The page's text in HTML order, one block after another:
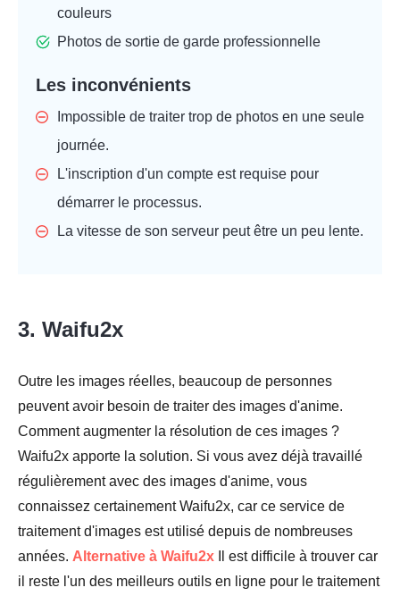
couleurs
Photos de sortie de garde professionnelle
Les inconvénients
Impossible de traiter trop de photos en une seule
journée.
L'inscription d'un compte est requise pour
démarrer le processus.
La vitesse de son serveur peut être un peu lente.
3. Waifu2x
Outre les images réelles, beaucoup de personnes
peuvent avoir besoin de traiter des images d'anime.
Comment augmenter la résolution de ces images ?
Waifu2x apporte la solution. Si vous avez déjà travaillé
régulièrement avec des images d'anime, vous
connaissez certainement Waifu2x, car ce service de
traitement d'images est utilisé depuis de nombreuses
années. Alternative à Waifu2x Il est difficile à trouver car
il reste l'un des meilleurs outils en ligne pour le traitement